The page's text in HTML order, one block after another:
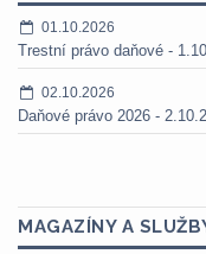
01.10.2026
Trestní právo daňové -
02.10.2026
Daňové právo 2026 -
MAGAZÍNY A